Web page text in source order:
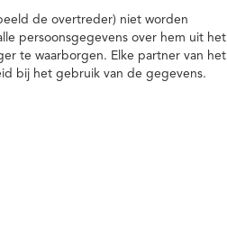
de overtreder) niet worden
persoonsgegevens over hem uit het
te waarborgen. Elke partner van het
bij het gebruik van de gegevens.